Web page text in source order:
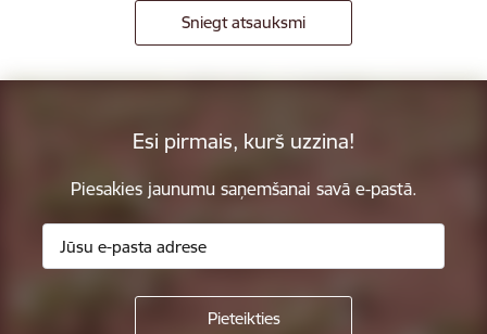
Sniegt atsauksmi
Esi pirmais, kurš uzzina!
Piesakies jaunumu saņemšanai savā e-pastā.